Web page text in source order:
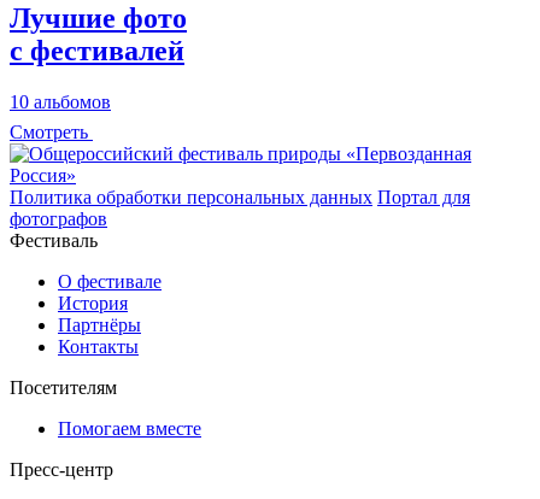
Лучшие фото
с фестивалей
10 альбомов
Смотреть
Политика обработки персональных данных Портал для
фотографов
Фестиваль
О фестивале
История
Партнёры
Контакты
Посетителям
Помогаем вместе
Пресс-центр